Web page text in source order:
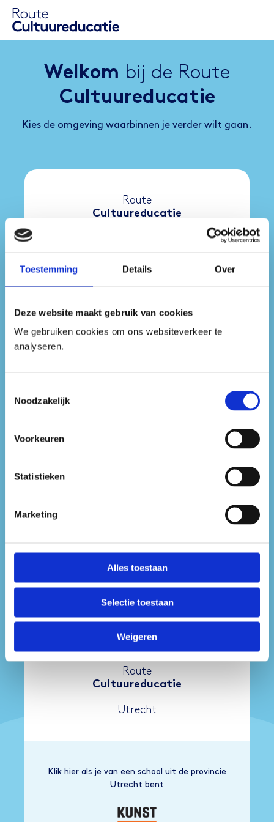
Toestemming Details Over
Deze website maakt gebruik van cookies
We gebruiken cookies om ons websiteverkeer te
analyseren.
Noodzakelijk
Voorkeuren
Statistieken
Marketing
Alles toestaan
Selectie toestaan
Weigeren
Welkom bij de Route
Cultuureducatie
Kies de omgeving waarbinnen je verder wilt gaan.
Route
Cultuureducatie
cultuurpunt bent (m.u.v. de steden Arnhem,
Apeldoorn, Ede of Nijmegen)
Route
Cultuureducatie
Utrecht
Klik hier als je van een school uit de provincie
Utrecht bent